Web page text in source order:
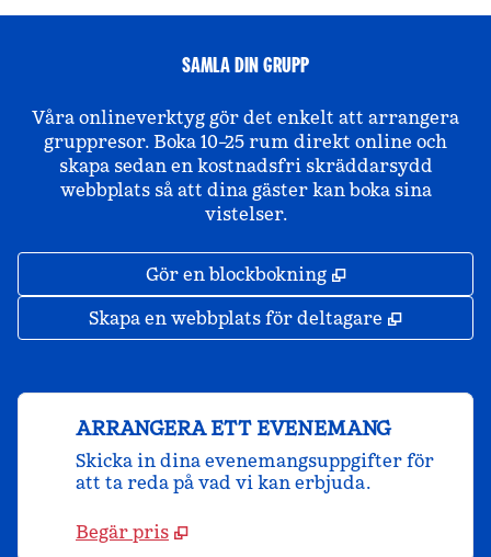
SAMLA DIN GRUPP
Våra onlineverktyg gör det enkelt att arrangera
gruppresor. Boka 10–25 rum direkt online och
skapa sedan en kostnadsfri skräddarsydd
webbplats så att dina gäster kan boka sina
vistelser.
Gör en blockbokning ,
Skapa en webbplats för deltagare ,
ARRANGERA ETT EVENEMANG
Skicka in dina evenemangsuppgifter för
att ta reda på vad vi kan erbjuda.
Begär pris